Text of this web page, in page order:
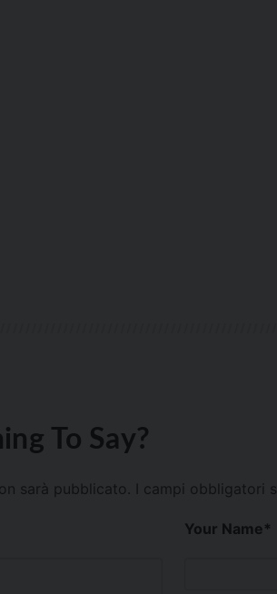
To Say?
sarà pubblicato. I campi obbligatori
Your Name*